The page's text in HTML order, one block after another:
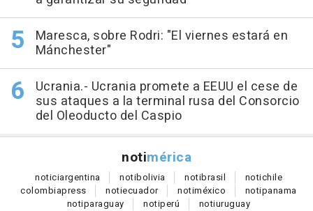
Maresca, sobre Rodri: "El viernes estará en
Mánchester"
Ucrania.- Ucrania promete a EEUU el cese de
sus ataques a la terminal rusa del Consorcio
del Oleoducto del Caspio
notimérica
noticiargentina notibolivia notibrasil notichile
colombiapress notiecuador notiméxico notipanama
notiparaguay notiperú notiuruguay